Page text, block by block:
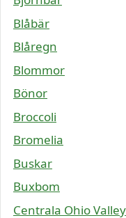
Blåbär
Blåregn
Blommor
Bönor
Broccoli
Bromelia
Buskar
Buxbom
Centrala Ohio Valley